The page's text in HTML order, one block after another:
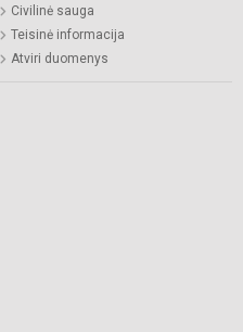
Civilinė sauga
Teisinė informacija
Atviri duomenys